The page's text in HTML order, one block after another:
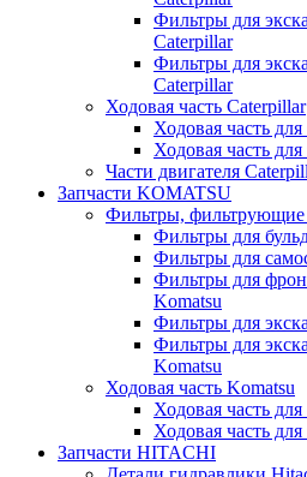
Фильтры для
Caterpillar
Фильтры для
Caterpillar
Ходовая часть Caterpillar
Ходовая часть
Ходовая часть
Части двигателя
Запчасти KOMATSU
Фильтры, фильтрующие
Фильтры для
Фильтры для
Фильтры для
Komatsu
Фильтры для
Фильтры для
Komatsu
Ходовая часть Komatsu
Ходовая часть
Ходовая часть
Запчасти HITACHI